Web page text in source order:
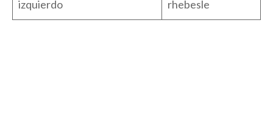
izquierdo rhebesle